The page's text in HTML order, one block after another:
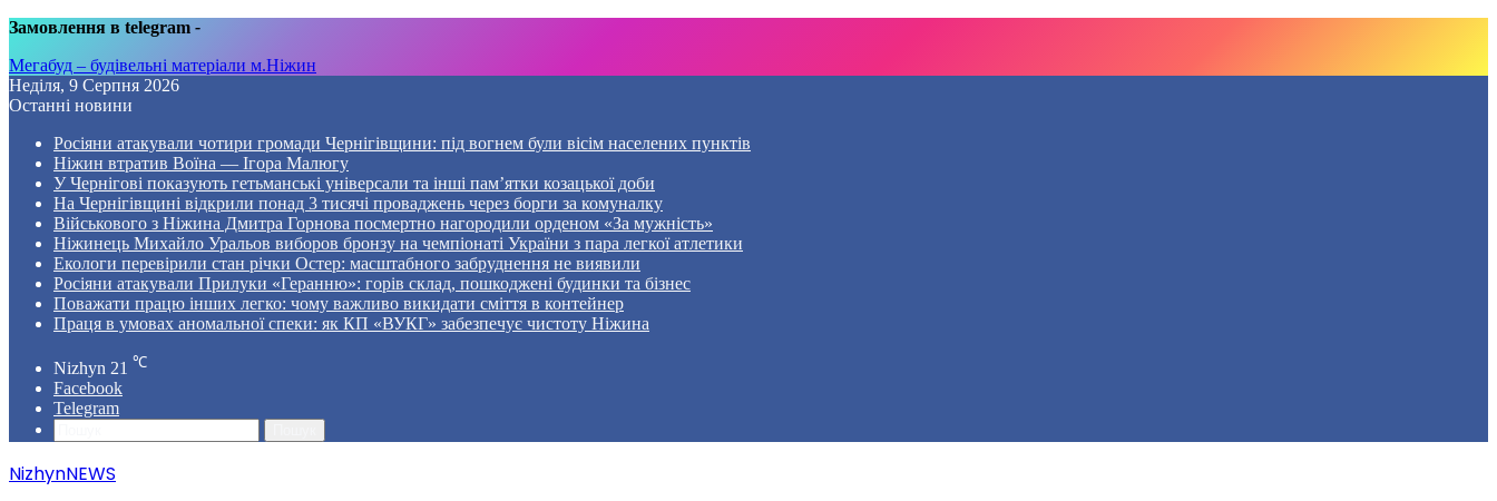
Замовлення в telegram -
Мегабуд – будівельні матеріали м.Ніжин
Неділя, 9 Серпня 2026
Останні новини
Росіяни атакували чотири громади Чернігівщини: під вогнем були вісім населених пунктів
Ніжин втратив Воїна — Ігора Малюгу
У Чернігові показують гетьманські універсали та інші пам’ятки козацької доби
На Чернігівщині відкрили понад 3 тисячі проваджень через борги за комуналку
Військового з Ніжина Дмитра Горнова посмертно нагородили орденом «За мужність»
Ніжинець Михайло Уральов виборов бронзу на чемпіонаті України з пара легкої атлетики
Екологи перевірили стан річки Остер: масштабного забруднення не виявили
Росіяни атакували Прилуки «Геранню»: горів склад, пошкоджені будинки та бізнес
Поважати працю інших легко: чому важливо викидати сміття в контейнер
Праця в умовах аномальної спеки: як КП «ВУКГ» забезпечує чистоту Ніжина
Nizhyn 21 ℃
Facebook
Telegram
NizhynNEWS